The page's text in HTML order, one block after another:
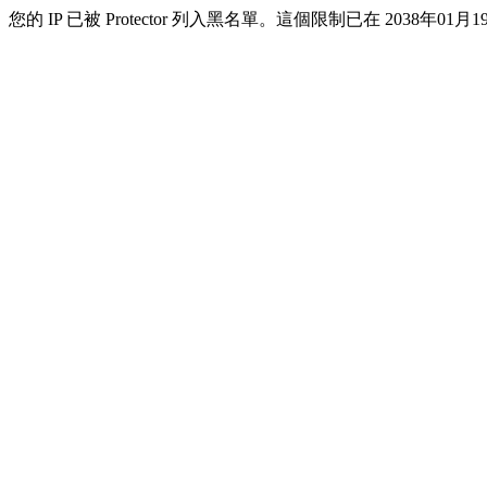
您的 IP 已被 Protector 列入黑名單。這個限制已在 2038年01月